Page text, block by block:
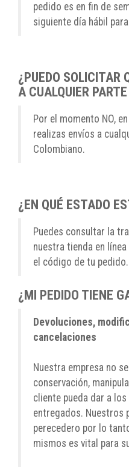
pedido es en fin de
siguiente día hábil
¿PUEDO SOLICITAR
A CUALQUIER
Por el momento NO,
realizas envíos a
Colombiano.
¿EN QUÉ ESTADO
Puedes consultar la
nuestra tienda en
el código de tu pedido.
¿MI PEDIDO TIENE
Devoluciones,
cancelaciones
Nuestra empresa no
conservación,
cliente pueda dar a
entregados. Nuestros
perecedero por lo
mismos es vital para